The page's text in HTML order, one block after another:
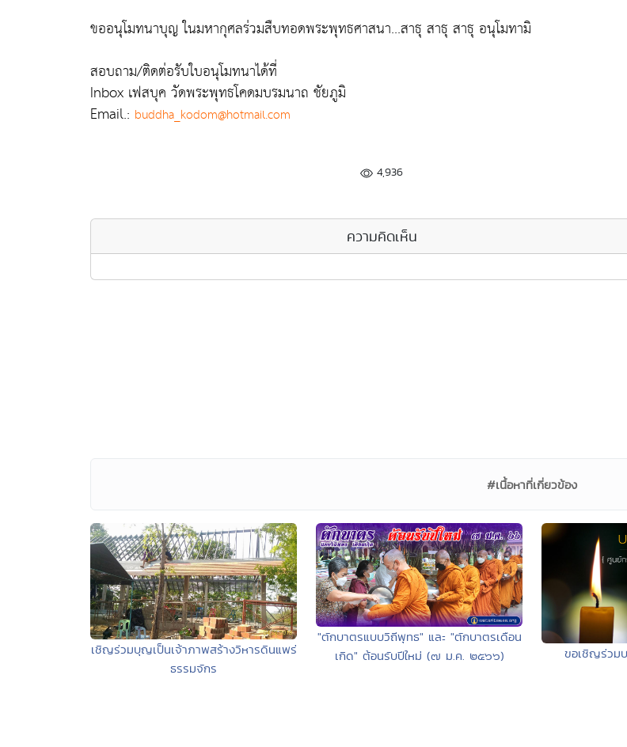
ขออนุโมทนาบุญ ในมหากุศลร่วมสืบทอดพระพุทธศาสนา...สาธุ สาธุ สาธุ อนุโมทามิ
สอบถาม/ติดต่อรับใบอนุโมทนาได้ที่
Inbox เฟสบุค วัดพระพุทธโคดมบรมนาถ ชัยภูมิ
Email.: buddha_kodom@hotmail.com
4,936
ความคิดเห็น
#เนื้อหาที่เกี่ยวข้อง
เชิญร่วมบุญเป็นเจ้าภาพสร้างวิหารดินแพร่
ธรรมจักร
"ตักบาตรแบบวิถีพุทธ" และ "ตักบาตรเดือน
เกิด" ต้อนรับปีใหม่ (๗ ม.ค. ๒๕๖๖)
ขอเชิญร่วม